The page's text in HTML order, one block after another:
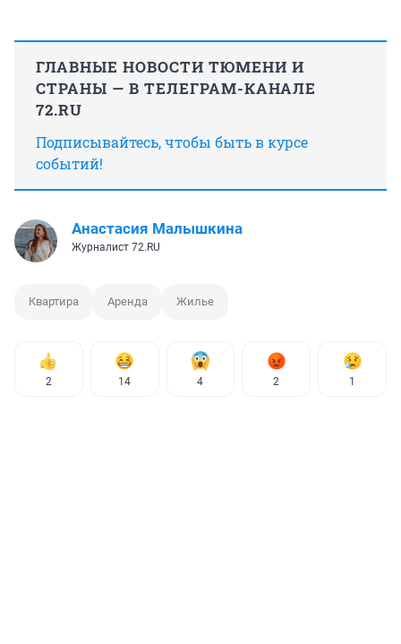
ГЛАВНЫЕ НОВОСТИ ТЮМЕНИ И
СТРАНЫ — В ТЕЛЕГРАМ-КАНАЛЕ
72.RU
Подписывайтесь, чтобы быть в курсе
событий!
Анастасия Малышкина
Журналист 72.RU
Квартира Аренда Жилье
2 14 4 2 1